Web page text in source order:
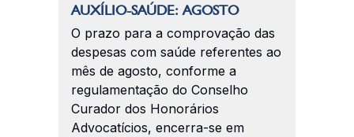
AUXÍLIO-SAÚDE: AGOSTO
O prazo para a comprovação das
despesas com saúde referentes ao
mês de agosto, conforme a
regulamentação do Conselho
Curador dos Honorários
Advocatícios, encerra-se em